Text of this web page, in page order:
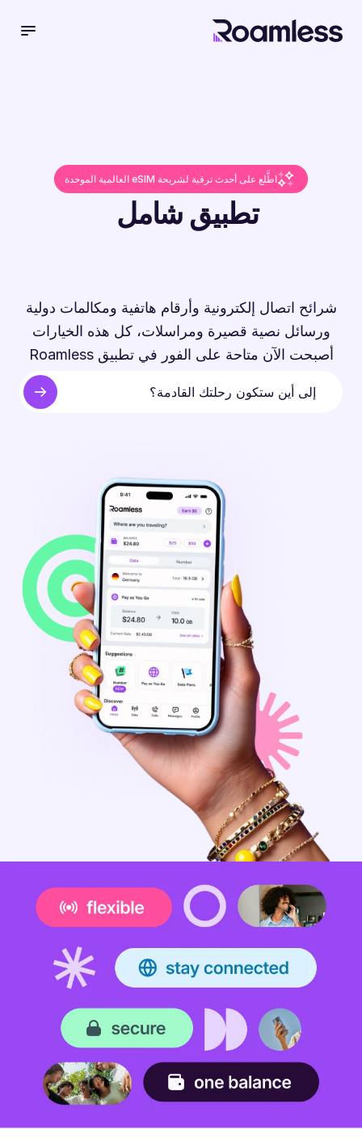
اطَّلع على أحدث ترقية لشريحة eSIM العالمية الموحدة
تطبيق شامل
شرائح اتصال إلكترونية وأرقام هاتفية ومكالمات دولية
ورسائل نصية قصيرة ومراسلات، كل هذه الخيارات
أصبحت الآن متاحة على الفور في تطبيق Roamless